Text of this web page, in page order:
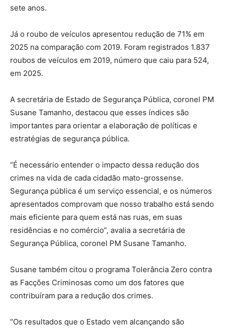
sete anos.
Já o roubo de veículos apresentou redução de 71% em
2025 na comparação com 2019. Foram registrados 1.837
roubos de veículos em 2019, número que caiu para 524,
em 2025.
A secretária de Estado de Segurança Pública, coronel PM
Susane Tamanho, destacou que esses índices são
importantes para orientar a elaboração de políticas e
estratégias de segurança pública.
“É necessário entender o impacto dessa redução dos
crimes na vida de cada cidadão mato-grossense.
Segurança pública é um serviço essencial, e os números
apresentados comprovam que nosso trabalho está sendo
mais eficiente para quem está nas ruas, em suas
residências e no comércio”, avalia a secretária de
Segurança Pública, coronel PM Susane Tamanho.
Susane também citou o programa Tolerância Zero contra
as Facções Criminosas como um dos fatores que
contribuíram para a redução dos crimes.
“Os resultados que o Estado vem alcançando são